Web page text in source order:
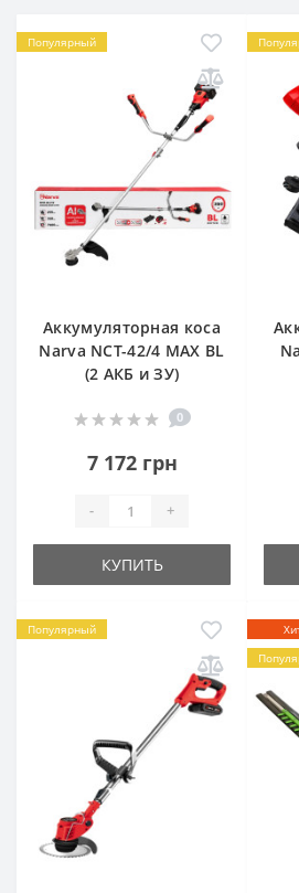
Популярный
Аккумуляторная коса
Narva NCT-42/4 MAX BL
(2 АКБ и ЗУ)
0
7 172 грн
- +
КУПИТЬ
Популярный